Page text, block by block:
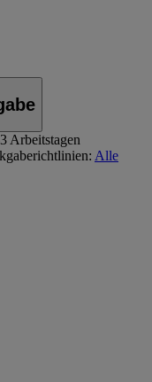
Arbeitstagen
Alle